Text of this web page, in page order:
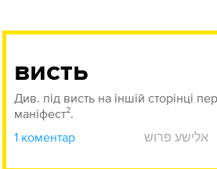
висть
Див. під висть на іншій сторінці
маніфест².
1 коментар
אלישע פרוש